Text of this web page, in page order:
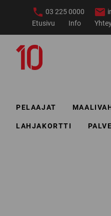
03 225 0000
Etusivu
Info
PELAAJAT
LAHJAKORTTI